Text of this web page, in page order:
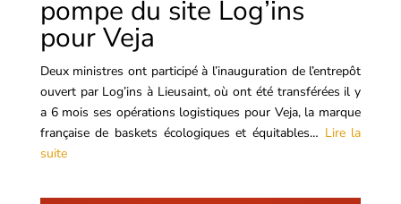
pompe du site Log’ins
pour Veja
Deux ministres ont participé à l’inauguration de l’entrepôt
ouvert par Log’ins à Lieusaint, où ont été transférées il y
a 6 mois ses opérations logistiques pour Veja, la marque
française de baskets écologiques et équitables… Lire la
suite